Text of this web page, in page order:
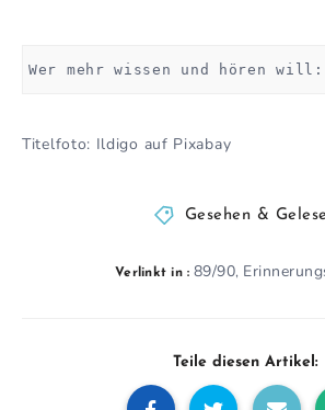
Wer mehr wissen und hören
Titelfoto: Ildigo auf Pixabay
Gesehen &
Verlinkt in : 89/90,
Teile diesen Artikel: